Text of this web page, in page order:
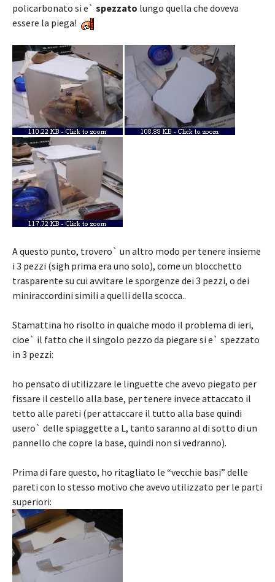
policarbonato si e` spezzato lungo quella che doveva
essere la piega!
A questo punto, trovero` un altro modo per tenere insieme
i 3 pezzi (sigh prima era uno solo), come un blocchetto
trasparente su cui avvitare le sporgenze dei 3 pezzi, o dei
miniraccordini simili a quelli della scocca..
Stamattina ho risolto in qualche modo il problema di ieri,
cioe` il fatto che il singolo pezzo da piegare si e` spezzato
in 3 pezzi:
ho pensato di utilizzare le linguette che avevo piegato per
fissare il cestello alla base, per tenere invece attaccato il
tetto alle pareti (per attaccare il tutto alla base quindi
usero` delle spiaggette a L, tanto saranno al di sotto di un
pannello che copre la base, quindi non si vedranno).
Prima di fare questo, ho ritagliato le “vecchie basi” delle
pareti con lo stesso motivo che avevo utilizzato per le parti
superiori: